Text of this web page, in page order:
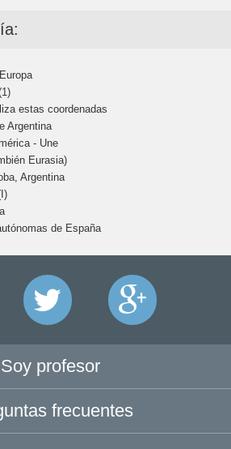
estas coordenadas
Argentina
- Une
Eurasia)
Argentina
de España
Soy profesor
frecuentes